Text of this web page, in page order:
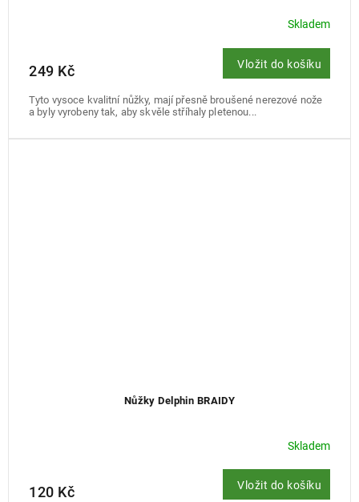
Skladem
249 Kč Vložit do košíku
Tyto vysoce kvalitní nůžky, mají přesně broušené nerezové nože
a byly vyrobeny tak, aby skvěle stříhaly pletenou...
Nůžky Delphin BRAIDY
Skladem
120 Kč Vložit do košíku